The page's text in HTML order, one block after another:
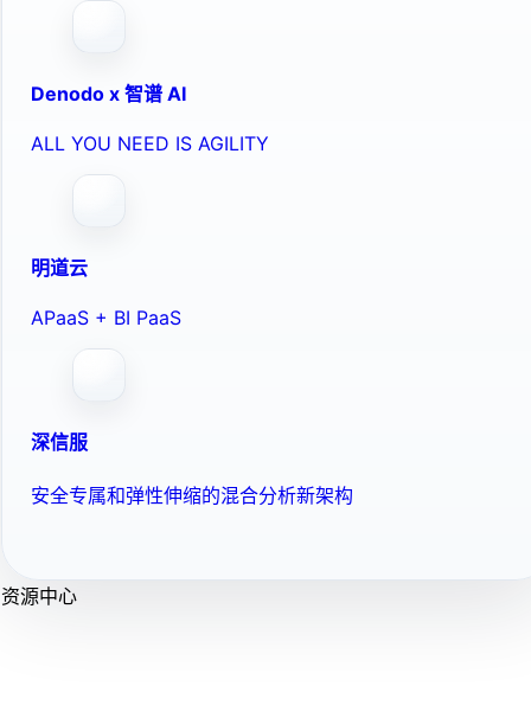
Denodo x 智谱 AI
ALL YOU NEED IS AGILITY
明道云
APaaS + BI PaaS
深信服
安全专属和弹性伸缩的混合分析新架构
资源中心